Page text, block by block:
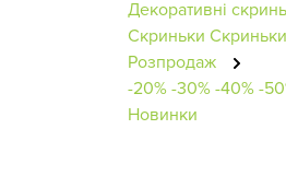
Декоративні
Скриньки
Розпродаж
-20%-30%-40%-
Новинки